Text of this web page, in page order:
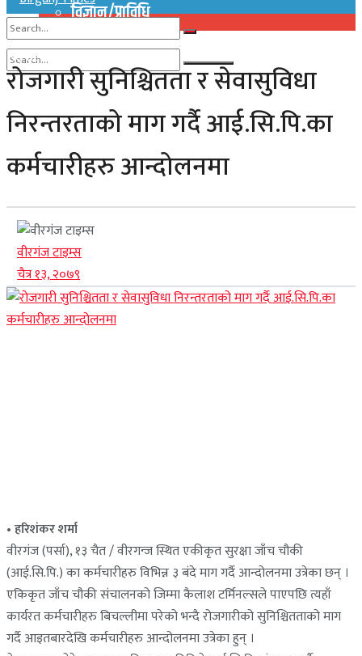
विज्ञान/प्राविधि
No Result
View All Result
No Result
View All Result
रोजगारी सुनिश्चितता र सेवासुविधा
निरन्तरताको माग गर्दै आई.सि.पि.का
कर्मचारीहरु आन्दोलनमा
वीरगंज टाइम्स
चैत्र १३, २०७९
• हरिशंकर शर्मा
वीरगंज (पर्सा), १३ चैत / वीरगन्ज स्थित एकीकृत सुरक्षा जाँच चौकी
(आई.सि.पि.) का कर्मचारीहरु विभिन्न ३ बंदे माग गर्दै आन्दोलनमा उत्रेका छन् ।
एकिकृत जाँच चौकी संचालनको जिम्मा कैलाश टर्मिनल्सले पाएपछि त्यहाँ
कार्यरत कर्मचारीहरु बिचल्लीमा परेको भन्दै रोजगारीको सुनिश्चितताको माग
गर्दै आइतबारदेखि कर्मचारीहरु आन्दोलनमा उत्रेका हुन् ।